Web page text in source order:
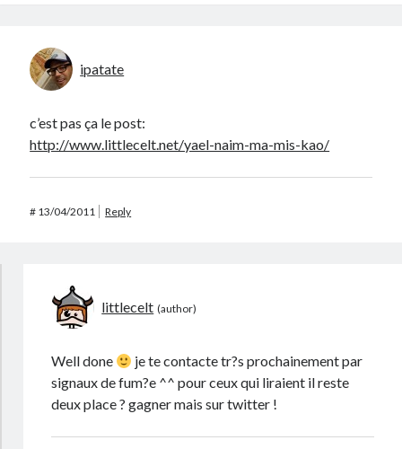
ipatate
c’est pas ça le post:
http://www.littlecelt.net/yael-naim-ma-mis-kao/
# 13/04/2011 Reply
littlecelt
Well done
je te contacte tr?s prochainement par
signaux de fum?e ^^ pour ceux qui liraient il reste
deux place ? gagner mais sur twitter !